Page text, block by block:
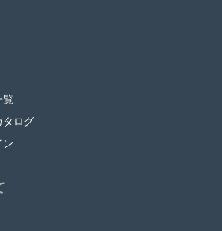
覧
タログ
ン